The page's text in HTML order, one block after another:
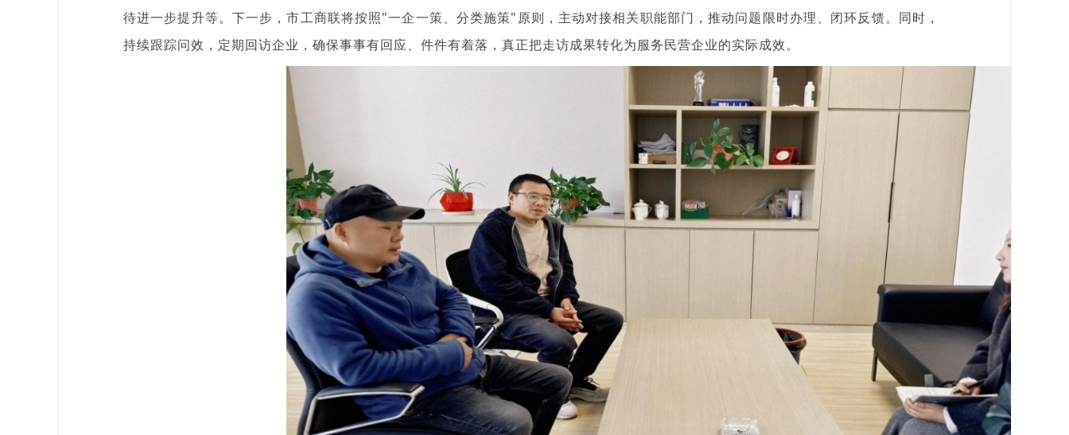
待进一步提升等。下一步，市工商联将按照"一企一策、分类施策"原则，主动对接相关职能部门，推动问题限时办理、闭环反馈。同时，
持续跟踪问效，定期回访企业，确保事事有回应、件件有着落，真正把走访成果转化为服务民营企业的实际成效。